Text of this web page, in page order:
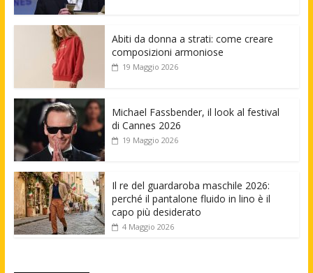
Abiti da donna a strati: come creare
composizioni armoniose
19 Maggio 2026
Michael Fassbender, il look al festival
di Cannes 2026
19 Maggio 2026
Il re del guardaroba maschile 2026:
perché il pantalone fluido in lino è il
capo più desiderato
4 Maggio 2026